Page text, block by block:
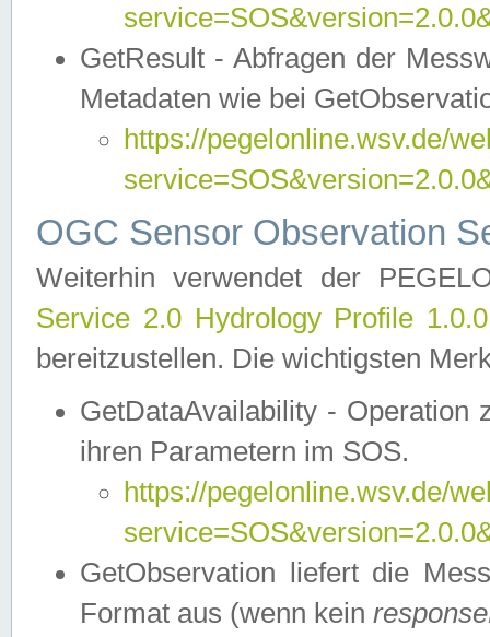
GetResult - Abfragen der
Metadaten wie bei
https://pegelonline.wsv.de/
OGC Sensor Observation
Weiterhin verwendet der
Service 2.0 Hydrology Profile
bereitzustellen. Die wichtigsten
GetDataAvailability - Operation
ihren Parametern im SOS.
https://pegelonline.wsv.de/
GetObservation liefert die
Format aus (wenn kein